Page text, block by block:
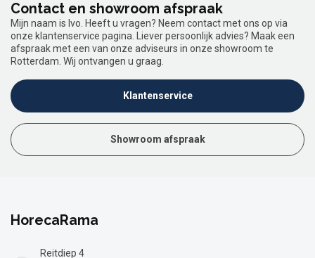
Contact en showroom afspraak
Mijn naam is Ivo. Heeft u vragen? Neem contact met ons op via
onze klantenservice pagina. Liever persoonlijk advies? Maak een
afspraak met een van onze adviseurs in onze showroom te
Rotterdam. Wij ontvangen u graag.
Klantenservice
Showroom afspraak
HorecaRama
Reitdiep 4